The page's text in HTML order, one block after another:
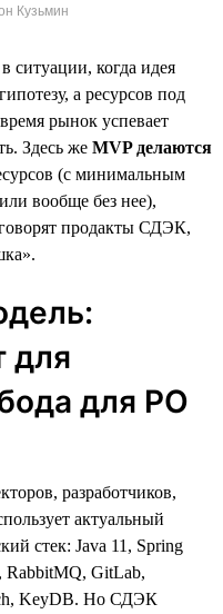
Кузьмин
ситуации, когда идея
а ресурсов под
рынок успевает
Здесь же MVP делаются
(с минимальным
вообще без нее),
продакты СДЭК,
для
для PO
разработчиков,
актуальный
стек: Java 11, Spring
RabbitMQ, GitLab,
KeyDB. Но СДЭК